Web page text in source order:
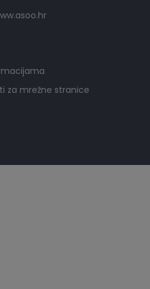
za mrežne stranice